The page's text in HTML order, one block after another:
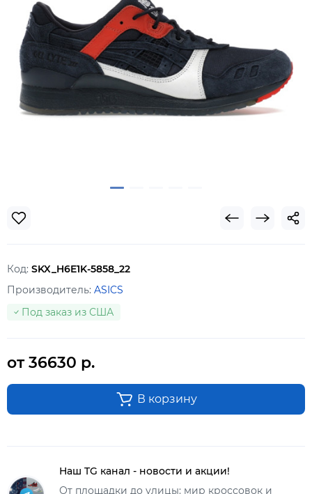
Код: SKX_H6E1K-5858_22
Производитель: ASICS
Под заказ из США
от 36630 р.
В корзину
Наш TG канал - новости и акции!
От площадки до улицы: мир кроссовок и